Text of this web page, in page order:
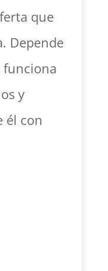
que
Depende
funciona
y
él con